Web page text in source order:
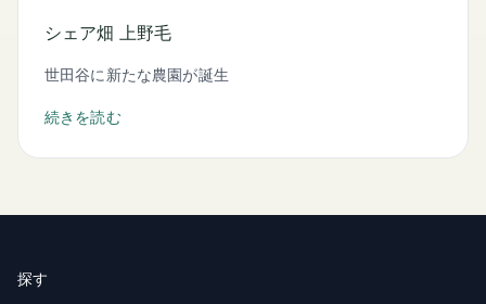
シェア畑 上野毛
世田谷に新たな農園が誕生
続きを読む
探す